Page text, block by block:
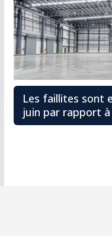
Les faillites sont
juin par rapport à